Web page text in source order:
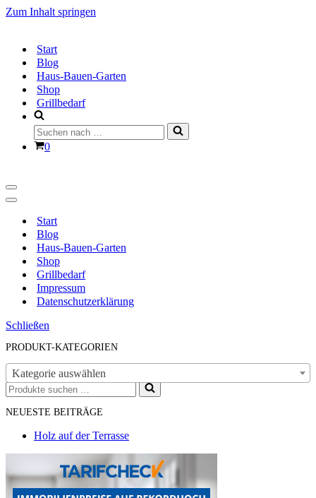
Zum Inhalt springen
Start
Blog
Haus-Bauen-Garten
Shop
Grillbedarf
Suchen
nach …
Warenkorb
0
Navigationsmenü
Navigationsmenü
Start
Blog
Haus-Bauen-Garten
Shop
Grillbedarf
Impressum
Datenschutzerklärung
Schließen
PRODUKT-KATEGORIEN
Kategorie auswählen
Suchen
nach …
NEUESTE BEITRÄGE
Holz auf der Terrasse